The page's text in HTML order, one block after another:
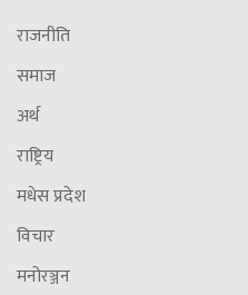
राजनीति
समाज
अर्थ
राष्ट्रिय
मधेस प्रदेश
विचार
मनोरञ्जन